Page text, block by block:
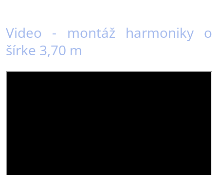
Video - montáž harmoniky o
šírke 3,70 m